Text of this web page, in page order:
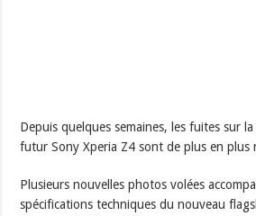
Depuis quelques semaines, les fuites sur
futur Sony Xperia Z4 sont de plus en plus
Plusieurs nouvelles photos volées
spécifications techniques du nouveau